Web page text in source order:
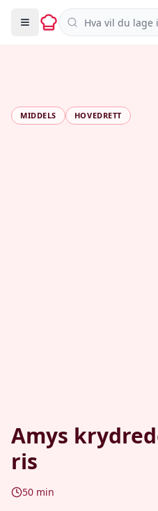
Søk i oppskrifter
MIDDELS HOVEDRETT
Amys
ris
50 min